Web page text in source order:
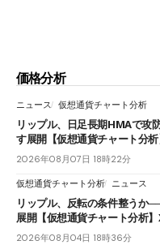
価格分析
ニュース 仮想通貨チャート分析
リップル、日足長期HMAで攻
す展開【仮想通貨チャート分
2026年08月07日 18時22分
仮想通貨チャート分析 ニュース
リップル、反転の条件整うか
展開【仮想通貨チャート分析
2026年08月04日 18時36分